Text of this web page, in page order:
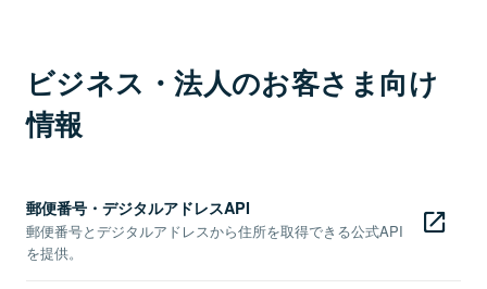
ビジネス・法人のお客さま向け
情報
郵便番号・デジタルアドレスAPI
郵便番号とデジタルアドレスから住所を取得できる公式API
を提供。